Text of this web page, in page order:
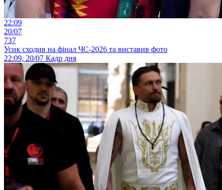
22:09
20/07
737
Усик сходив на фінал ЧС-2026 та виставив фото
22:09, 20/07 Кадр дня